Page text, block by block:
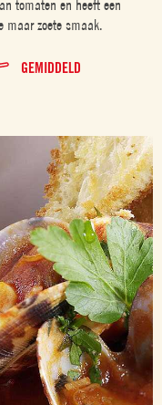
tomaten en heeft een
zoete smaak.
GEMIDDELD